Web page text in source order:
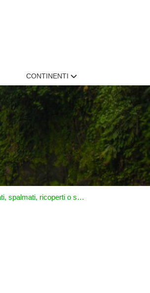
CONTINENTI
o stratificati; manufatti tecnici di materie tessili